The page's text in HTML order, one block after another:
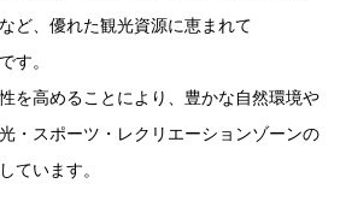
ど、優れた観光資源に恵まれて
す。
を高めることにより、豊かな自然環境や
・スポーツ・レクリエーションゾーンの
ています。